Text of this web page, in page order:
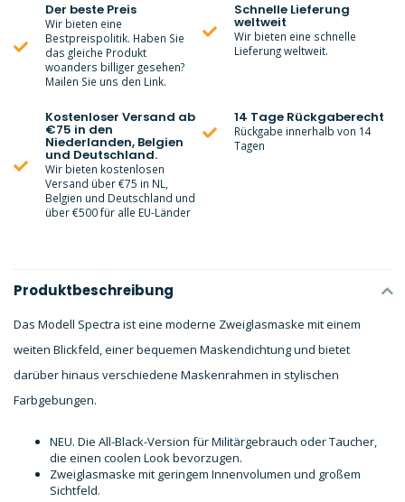
Der beste Preis
Wir bieten eine
Bestpreispolitik. Haben Sie
das gleiche Produkt
woanders billiger gesehen?
Mailen Sie uns den Link.
Schnelle Lieferung
weltweit
Wir bieten eine schnelle
Lieferung weltweit.
Kostenloser Versand ab
€75 in den
Niederlanden, Belgien
und Deutschland.
Wir bieten kostenlosen
Versand über €75 in NL,
Belgien und Deutschland und
über €500 für alle EU-Länder
14 Tage Rückgaberecht
Rückgabe innerhalb von 14
Tagen
Produktbeschreibung
Das Modell Spectra ist eine moderne Zweiglasmaske mit einem
weiten Blickfeld, einer bequemen Maskendichtung und bietet
darüber hinaus verschiedene Maskenrahmen in stylischen
Farbgebungen.
NEU. Die All-Black-Version für Militärgebrauch oder Taucher,
die einen coolen Look bevorzugen.
Zweiglasmaske mit geringem Innenvolumen und großem
Sichtfeld.